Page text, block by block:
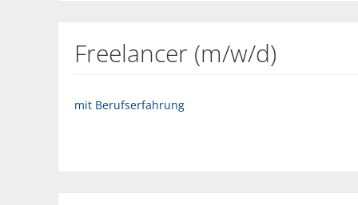
Freelancer (m/w/d)
mit Berufserfahrung